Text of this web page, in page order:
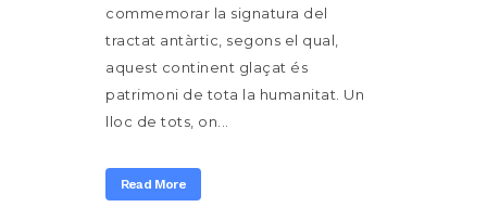
commemorar la signatura del
tractat antàrtic, segons el qual,
aquest continent glaçat és
patrimoni de tota la humanitat. Un
lloc de tots, on...
Read More